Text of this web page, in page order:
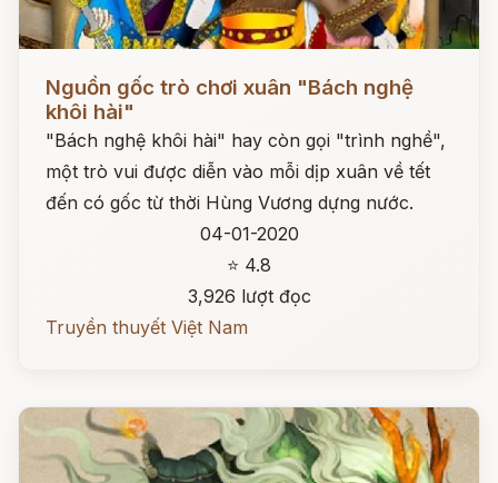
Đọc ngay
Nguồn gốc trò chơi xuân "Bách nghệ
khôi hài"
"Bách nghệ khôi hài" hay còn gọi "trình nghề",
một trò vui được diễn vào mỗi dịp xuân về tết
đến có gốc từ thời Hùng Vương dựng nước.
04-01-2020
⭐ 4.8
3,926 lượt đọc
Truyền thuyết Việt Nam